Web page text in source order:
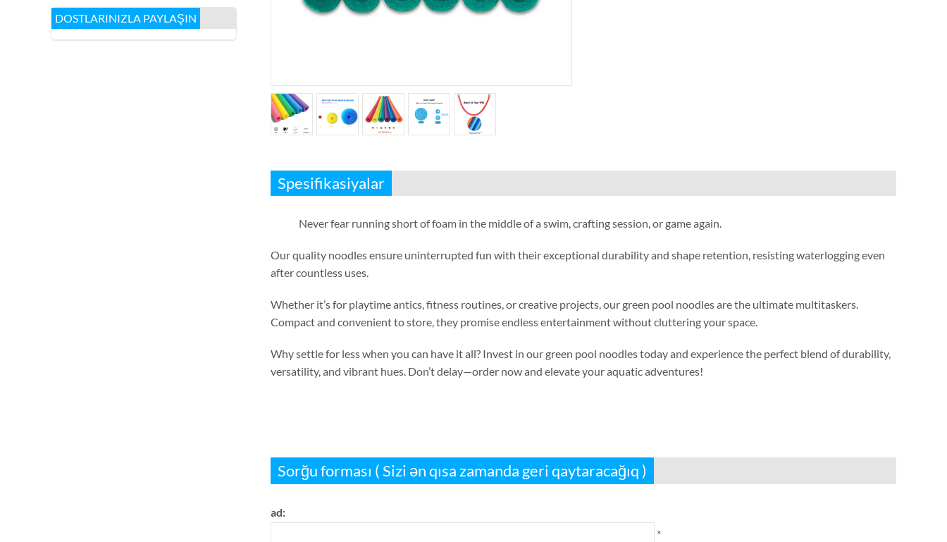
Spesifikasiyalar
Never fear running short of foam in the middle of a swim,crafting session,or game again.
Our quality noodles ensure uninterrupted fun with their exceptional durability and shape retention, resisting waterlogging even
after countless uses.
Whether it’s for playtime antics,fitness routines,or creative projects,our green pool noodles are the ultimate multitaskers.
Compact and convenient to store,they promise endless entertainment without cluttering your space.
Why settle for less when you can have it all? Invest in our green pool noodles today and experience the perfect blend of durability,
versatility,and vibrant hues. Don’t delay—order now and elevate your aquatic adventures!
Sorğu forması ( Sizi ən qısa zamanda geri qaytaracağıq )
ad:
*
DOSTLARINIZLA PAYLAŞIN